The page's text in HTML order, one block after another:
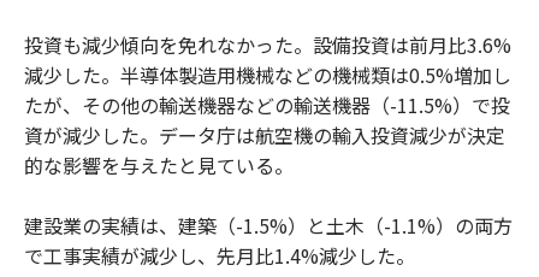
投資も減少傾向を免れなかった。設備投資は前月比3.6%
減少した。半導体製造用機械などの機械類は0.5%増加し
たが、その他の輸送機器などの輸送機器（-11.5%）で投
資が減少した。データ庁は航空機の輸入投資減少が決定
的な影響を与えたと見ている。
建設業の実績は、建築（-1.5%）と土木（-1.1%）の両方
で工事実績が減少し、先月比1.4%減少した。